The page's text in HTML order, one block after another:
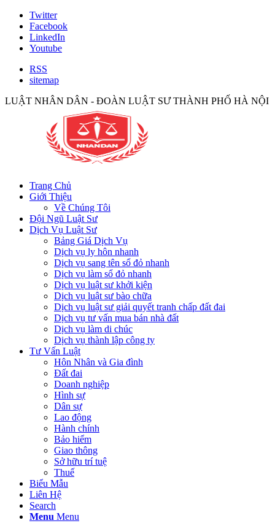
Twitter
Facebook
LinkedIn
Youtube
RSS
sitemap
LUẬT NHÂN DÂN - ĐOÀN LUẬT SƯ THÀNH PHỐ HÀ NỘI
Trang Chủ
Giới Thiệu
Về Chúng Tôi
Đội Ngũ Luật Sư
Dịch Vụ Luật Sư
Bảng Giá Dịch Vụ
Dịch vụ ly hôn nhanh
Dịch vụ sang tên sổ đỏ nhanh
Dịch vụ làm sổ đỏ nhanh
Dịch vụ luật sư khởi kiện
Dịch vụ luật sư bào chữa
Dịch vụ luật sư giải quyết tranh chấp đất đai
Dịch vụ tư vấn mua bán nhà đất
Dịch vụ làm di chúc
Dịch vụ thành lập công ty
Tư Vấn Luật
Hôn Nhân và Gia đình
Đất đai
Doanh nghiệp
Hình sự
Dân sự
Lao động
Hành chính
Bảo hiểm
Giao thông
Sở hữu trí tuệ
Thuế
Biểu Mẫu
Liên Hệ
Search
Menu Menu